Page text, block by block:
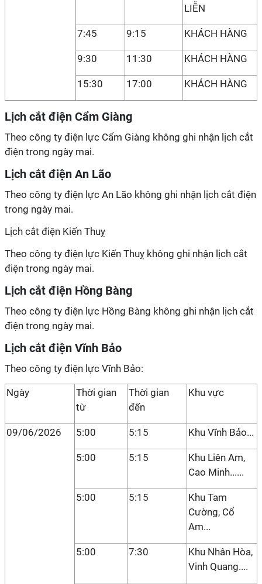
LIỄN
7:45 9:15 KHÁCH HÀNG
9:30 11:30 KHÁCH HÀNG
15:30 17:00 KHÁCH HÀNG
Lịch cắt điện Cẩm Giàng
Theo công ty điện lực Cẩm Giàng không ghi nhận lịch cắt
điện trong ngày mai.
Lịch cắt điện An Lão
Theo công ty điện lực An Lão không ghi nhận lịch cắt điện
trong ngày mai.
Lịch cắt điện Kiến Thuỵ
Theo công ty điện lực Kiến Thuỵ không ghi nhận lịch cắt
điện trong ngày mai.
Lịch cắt điện Hồng Bàng
Theo công ty điện lực Hồng Bàng không ghi nhận lịch cắt
điện trong ngày mai.
Lịch cắt điện Vĩnh Bảo
Theo công ty điện lực Vĩnh Bảo:
Ngày
Thời gian
từ
Thời gian
đến
Khu vực
09/06/2026 5:00 5:15 Khu Vĩnh Bảo...
5:00 5:15
Khu Liên Am,
Cao Minh......
5:00 5:15
Khu Tam
Cường, Cổ
Am...
5:00 7:30
Khu Nhân Hòa,
Vinh Quang....